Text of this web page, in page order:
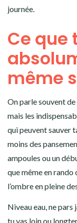
journée.
Ce que
même
On parle souvent
mais les
qui peuvent sauver
moins des
ampoules ou un
que même en
l’ombre en pleine
Niveau eau, ne pars
tu vas loin ou